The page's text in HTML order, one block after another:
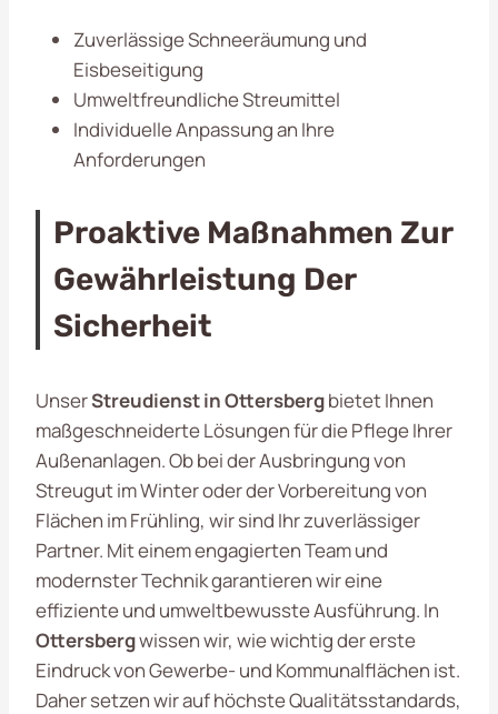
Zuverlässige Schneeräumung und
Eisbeseitigung
Umweltfreundliche Streumittel
Individuelle Anpassung an Ihre
Anforderungen
Proaktive Maßnahmen Zur
Gewährleistung Der
Sicherheit
UnserStreudienst in Ottersbergbietet Ihnen
maßgeschneiderte Lösungen für die Pflege Ihrer
Außenanlagen. Ob bei der Ausbringung von
Streugut im Winter oder der Vorbereitung von
Flächen im Frühling, wir sind Ihr zuverlässiger
Partner. Mit einem engagierten Team und
modernster Technik garantieren wir eine
effiziente und umweltbewusste Ausführung. In
Ottersbergwissen wir, wie wichtig der erste
Eindruck von Gewerbe- und Kommunalflächen ist.
Daher setzen wir auf höchste Qualitätsstandards,